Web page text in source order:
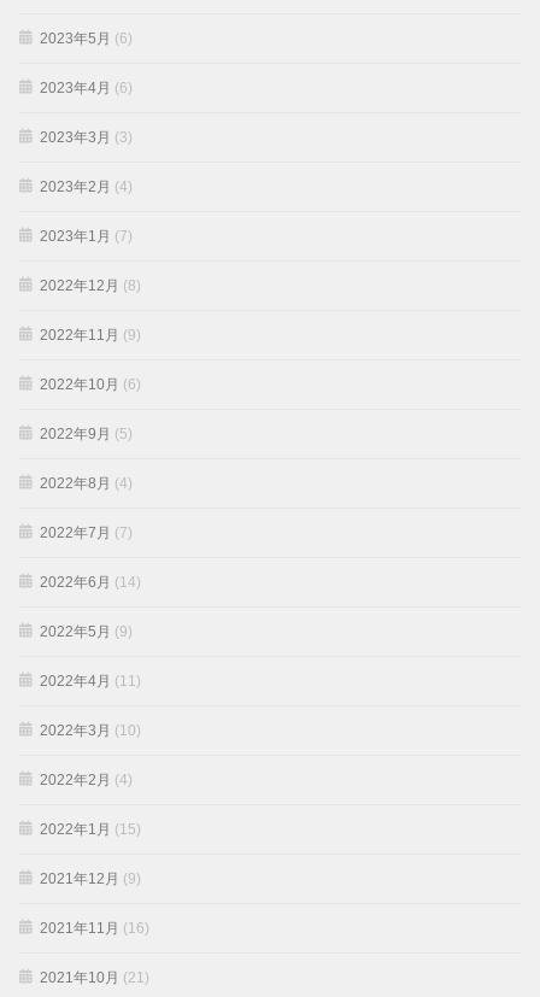
2023年5月 (6)
2023年4月 (6)
2023年3月 (3)
2023年2月 (4)
2023年1月 (7)
2022年12月 (8)
2022年11月 (9)
2022年10月 (6)
2022年9月 (5)
2022年8月 (4)
2022年7月 (7)
2022年6月 (14)
2022年5月 (9)
2022年4月 (11)
2022年3月 (10)
2022年2月 (4)
2022年1月 (15)
2021年12月 (9)
2021年11月 (16)
2021年10月 (21)